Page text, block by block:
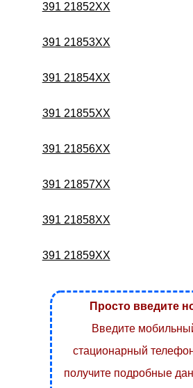
391 21852XX
391 21853XX
391 21854XX
391 21855XX
391 21856XX
391 21857XX
391 21858XX
391 21859XX
Просто введите
Введите
стационарный
получите подробные